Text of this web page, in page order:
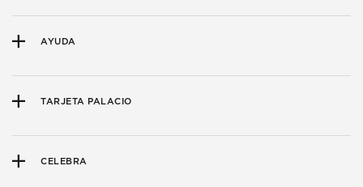
AYUDA
TARJETA PALACIO
CELEBRA